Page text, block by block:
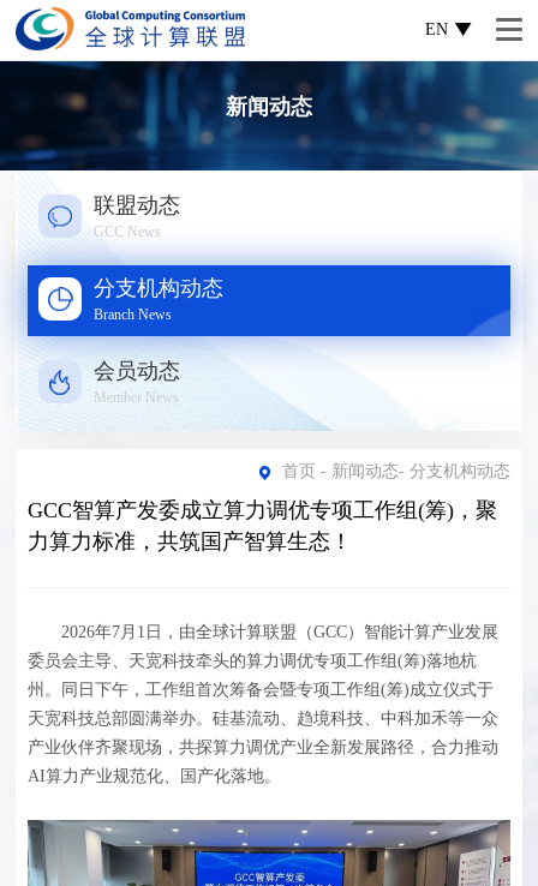
EN
新闻动态
联盟动态
GCC News
分支机构动态
Branch News
会员动态
Member News
首页 - 新闻动态- 分支机构动态
GCC智算产发委成立算力调优专项工作组(筹)，聚
力算力标准，共筑国产智算生态！
2026年7月1日，由全球计算联盟（GCC）智能计算产业发展
委员会主导、天宽科技牵头的算力调优专项工作组(筹)落地杭
州。同日下午，工作组首次筹备会暨专项工作组(筹)成立仪式于
天宽科技总部圆满举办。硅基流动、趋境科技、中科加禾等一众
产业伙伴齐聚现场，共探算力调优产业全新发展路径，合力推动
AI算力产业规范化、国产化落地。